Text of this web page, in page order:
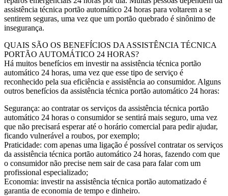
assistência técnica portão automático 24 horas para voltarem a se
sentirem seguras, uma vez que um portão quebrado é sinônimo de
insegurança.
QUAIS SÃO OS BENEFÍCIOS DA ASSISTÊNCIA TÉCNICA
PORTÃO AUTOMÁTICO 24 HORAS?
Há muitos benefícios em investir na assistência técnica portão
automático 24 horas, uma vez que esse tipo de serviço é
reconhecido pela sua eficiência e assistência ao consumidor. Alguns
outros benefícios da assistência técnica portão automático 24 horas:
Segurança: ao contratar os serviços da assistência técnica portão
automático 24 horas o consumidor se sentirá mais seguro, uma vez
que não precisará esperar até o horário comercial para pedir ajudar,
ficando vulnerável a roubos, por exemplo;
Praticidade: com apenas uma ligação é possível contratar os serviços
da assistência técnica portão automático 24 horas, fazendo com que
o consumidor não precise nem sair de casa para falar com um
profissional especializado;
Economia: investir na assistência técnica portão automatizado é
garantia de economia de tempo e dinheiro.